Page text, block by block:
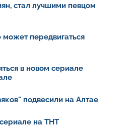
стал лучшими певцом
передвигаться
в новом сериале
подвесили на Алтае
на ТНТ